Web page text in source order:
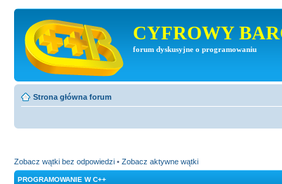
CYFROWY
forum dyskusyjne o programowaniu
Strona główna forum
Zobacz wątki bez odpowiedzi • Zobacz aktywne wątki
PROGRAMOWANIE W C++